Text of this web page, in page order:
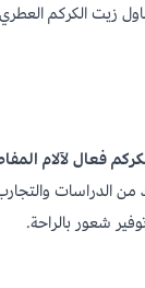
زيت الكركم
فعال لآلام
من الدراسات
شعور بالراحة.